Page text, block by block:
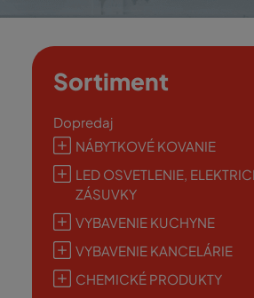
Sortiment
Dopredaj
NÁBYTKOVÉ KOVANIE
LED OSVETLENIE,
ZÁSUVKY
VYBAVENIE KUCHYNE
VYBAVENIE KANCELÁRIE
CHEMICKÉ PRODUKTY